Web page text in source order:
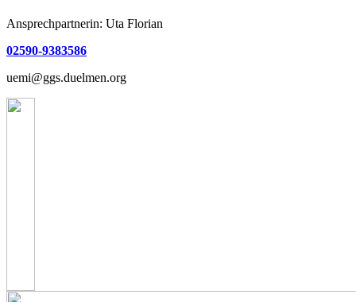
Ansprechpartnerin: Uta Florian
02590-9383586
uemi@ggs.duelmen.org